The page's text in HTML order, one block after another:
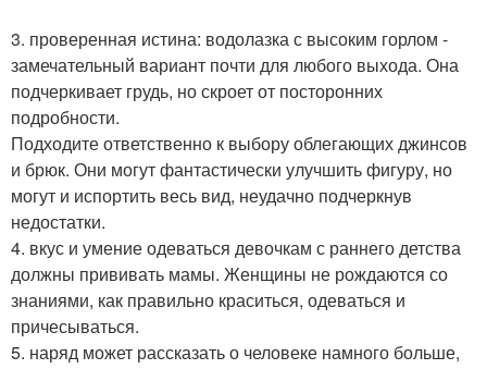
3. проверенная истина: водолазка с высоким горлом -
замечательный вариант почти для любого выхода. Она
подчеркивает грудь, но скроет от посторонних
подробности.
Подходите ответственно к выбору облегающих джинсов
и брюк. Они могут фантастически улучшить фигуру, но
могут и испортить весь вид, неудачно подчеркнув
недостатки.
4. вкус и умение одеваться девочкам с раннего детства
должны прививать мамы. Женщины не рождаются со
знаниями, как правильно краситься, одеваться и
причесываться.
5. наряд может рассказать о человеке намного больше,